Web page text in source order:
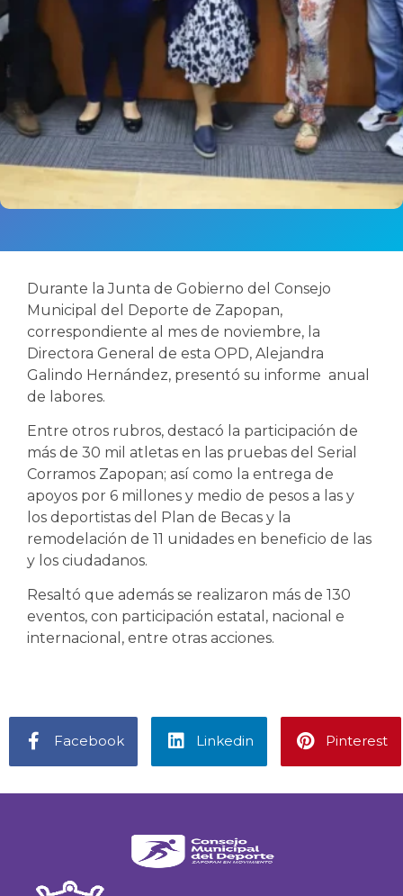
Durante la Junta de Gobierno del Consejo
Municipal del Deporte de Zapopan,
correspondiente al mes de noviembre, la
Directora General de esta OPD, Alejandra
Galindo Hernández, presentó su informe anual
de labores.
Entre otros rubros, destacó la participación de
más de 30 mil atletas en las pruebas del Serial
Corramos Zapopan; así como la entrega de
apoyos por 6 millones y medio de pesos a las y
los deportistas del Plan de Becas y la
remodelación de 11 unidades en beneficio de las
y los ciudadanos.
Resaltó que además se realizaron más de 130
eventos, con participación estatal, nacional e
internacional, entre otras acciones.
Facebook Linkedin Pinterest